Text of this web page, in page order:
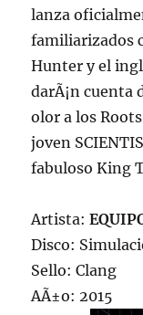
lanza
familiarizados
Hunter y el
darÃ¡n cuenta
olor a los
joven
fabuloso King
Artista:
Disco:
Sello: Clang
AÃ±o: 2015